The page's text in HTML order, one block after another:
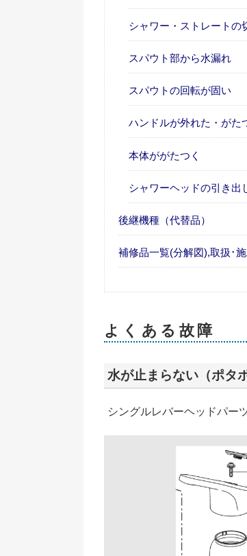
シャワー・ストレートの
スパウト部から水漏れ
スパウトの回転が固い
ハンドルが外れた・がた
本体ががたつく
シャワーヘッドの引き出
後継機種（代替品）
補修品一覧(分解図),取扱･
よくある故障
水が止まらない（ポタ
シングルレバーヘッドパー